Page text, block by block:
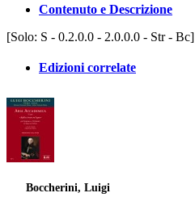
Contenuto e Descrizione
[Solo: S - 0.2.0.0 - 2.0.0.0 - Str - Bc]
Edizioni correlate
Boccherini, Luigi